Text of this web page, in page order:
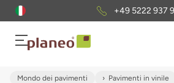
Pacchetto di
Mondo dei pavimenti Pavimenti in vinile